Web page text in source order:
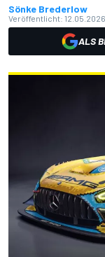
Sönke Brederlow
Veröffentlicht:
ALS